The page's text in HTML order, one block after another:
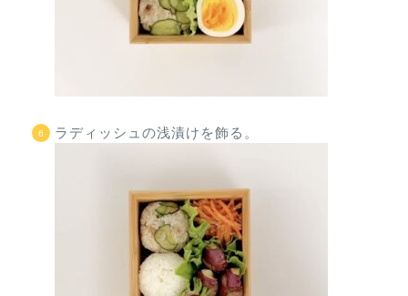
ラディッシュの浅漬けを飾る。